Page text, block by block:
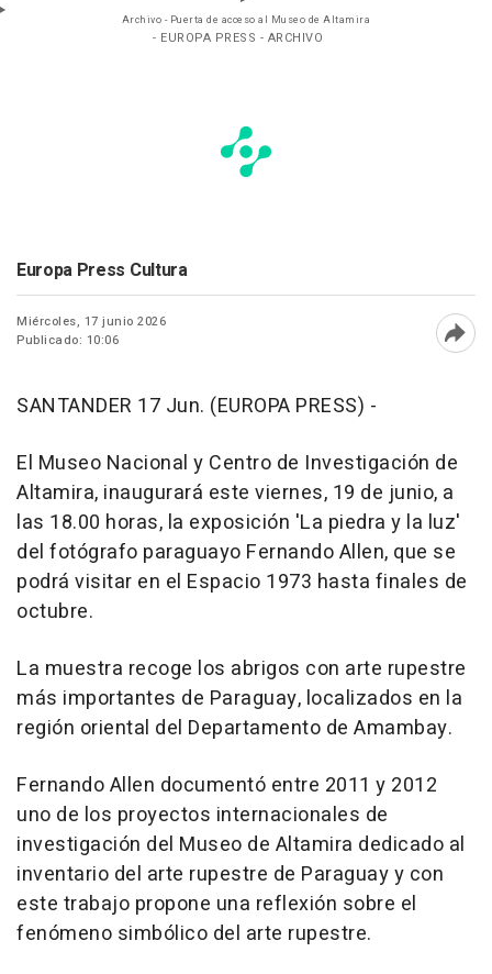
Archivo - Puerta de acceso al Museo de Altamira
- EUROPA PRESS - ARCHIVO
Europa Press Cultura
Miércoles, 17 junio 2026
Publicado: 10:06
SANTANDER 17 Jun. (EUROPA PRESS) -
El Museo Nacional y Centro de Investigación de
Altamira, inaugurará este viernes, 19 de junio, a
las 18.00 horas, la exposición 'La piedra y la luz'
del fotógrafo paraguayo Fernando Allen, que se
podrá visitar en el Espacio 1973 hasta finales de
octubre.
La muestra recoge los abrigos con arte rupestre
más importantes de Paraguay, localizados en la
región oriental del Departamento de Amambay.
Fernando Allen documentó entre 2011 y 2012
uno de los proyectos internacionales de
investigación del Museo de Altamira dedicado al
inventario del arte rupestre de Paraguay y con
este trabajo propone una reflexión sobre el
fenómeno simbólico del arte rupestre.